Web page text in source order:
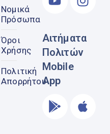
Νομικά
Πρόσωπα
Όροι
Χρήσης
Πολιτική
Απορρήτου
Αιτήματα
Πολιτών
Mobile
App